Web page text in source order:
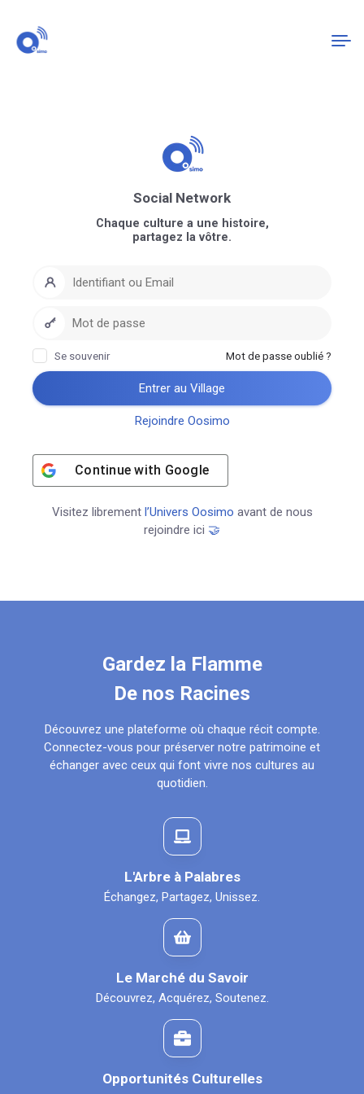
Gardez la Flamme
De nos Racines
Découvrez une plateforme où chaque récit compte.
Connectez-vous pour préserver notre patrimoine et
échanger avec ceux qui font vivre nos cultures au
quotidien.
L'Arbre à Palabres
Échangez, Partagez, Unissez.
Le Marché du Savoir
Découvrez, Acquérez, Soutenez.
Opportunités Culturelles
Social Network
Chaque culture a une histoire,
partagez la vôtre.
Se souvenir Mot de passe oublié ?
Entrer au Village
Rejoindre Oosimo
Continue with Google
Visitez librement l’Univers Oosimo avant de nous
rejoindre ici 🤝